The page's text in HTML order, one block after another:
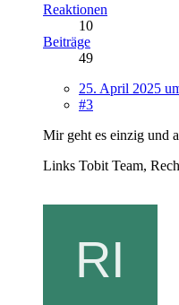
Reaktionen
10
Beiträge
49
25. April 2025
#3
Mir geht es einzig und
Links Tobit Team,